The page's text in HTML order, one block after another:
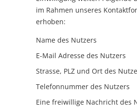
im Rahmen unseres
erhoben:
Name des Nutzers
E-Mail Adresse des Nutzers
Strasse, PLZ und Ort des
Telefonnummer des Nutzers
Eine freiwillige Nachricht des